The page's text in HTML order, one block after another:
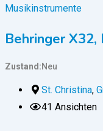
Musikinstrumente
Behringer X32,
Zustand Neu
St. Christina,
41 Ansichten